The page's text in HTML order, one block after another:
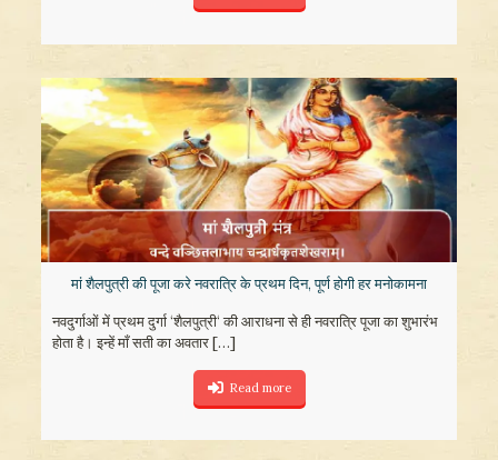
मां शैलपुत्री की पूजा करे नवरात्रि के प्रथम दिन, पूर्ण होगी हर मनोकामना
नवदुर्गाओं में प्रथम दुर्गा ‘शैलपुत्री‘ की आराधना से ही नवरात्रि पूजा का शुभारंभ
होता है। इन्हें माँ सती का अवतार[…]
Read more